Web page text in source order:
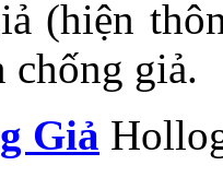
(hiện
chống giả.
Giả